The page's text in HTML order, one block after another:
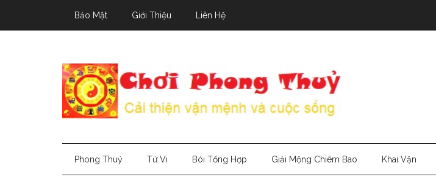
Bảo Mật Giới Thiệu Liên Hệ
Phong Thuỷ Tử Vi Bói Tổng Hợp Giải Mộng Chiêm Bao Khai Vận